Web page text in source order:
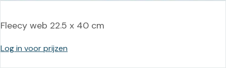
Fleecy web 22.5 x 40 cm
Log in voor prijzen